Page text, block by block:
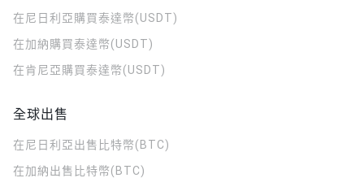
在尼日利亞購買泰達幣(USDT)
在加納購買泰達幣(USDT)
在肯尼亞購買泰達幣(USDT)
全球出售
在尼日利亞出售比特幣(BTC)
在加納出售比特幣(BTC)